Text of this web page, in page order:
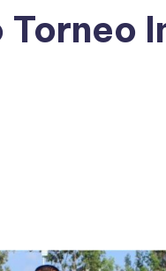
Torneo